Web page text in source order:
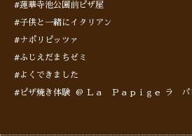
#蓮華寺池公園前ピザ屋
#子供と一緒にイタリアン
#ナポリピッツァ
#ふじえだまちゼミ
#よくできました
#ピザ焼き体験 @ Ｌａ Ｐａｐｉｇｅ ラ パ